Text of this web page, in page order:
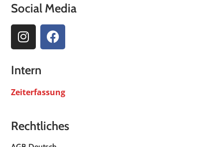
Social Media
Intern
Zeiterfassung
Rechtliches